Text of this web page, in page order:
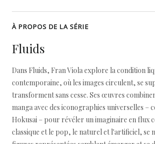
À PROPOS DE LA SÉRIE
Fluids
Dans Fluids, Fran Viola explore la condition
contemporaine, où les images circulent, se
transforment sans cesse. Ses œuvres
manga avec des iconographies universelles –
Hokusai – pour révéler un imaginaire en flux
classique et le pop, le naturel et l'artificiel, se